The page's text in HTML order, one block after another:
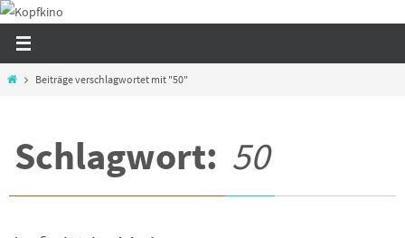
Zum
Inhalt
StartBeiträge verschlagwortet mit "50"
Schlagwort: 50